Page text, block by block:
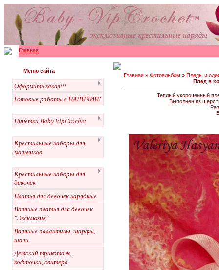
Главная
Меню сайта
Оформить заказ!!!
Готовые работы в НАЛИЧИИ!
Пинетки Baby-VipCrochet
Крестильные наборы для
мальчиков
Крестильные наборы для
девочек
Платья для девочек нарядные
Валяные платья для девочек
"Эксклюзив"
Валяные палантины, шарфы,
шали
Детский трикотаж,
кофточки, свитера
Главная» Фотоальбом » Пледы и
Плед в
Теплый укороченный
Выполнен из